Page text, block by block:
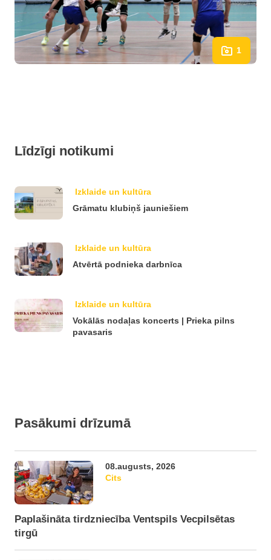
1
Līdzīgi notikumi
Izklaide un kultūra
Grāmatu klubiņš jauniešiem
Izklaide un kultūra
Atvērtā podnieka darbnīca
Izklaide un kultūra
Vokālās nodaļas koncerts | Prieka pilns
pavasaris
Pasākumi drīzumā
08.augusts, 2026
Cits
Paplašināta tirdzniecība Ventspils Vecpilsētas
tirgū